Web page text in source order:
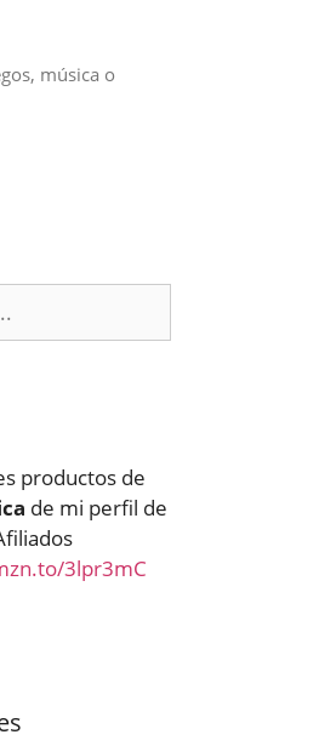
música o
productos de
de mi perfil de
3lpr3mC